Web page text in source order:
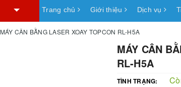
Trang chủ Giới thiệu Dịch vụ
MÁY CÂN BẰNG LASER XOAY TOPCON RL-H5A
MÁY CÂN
RL-H5A
TÌNH TRẠNG: